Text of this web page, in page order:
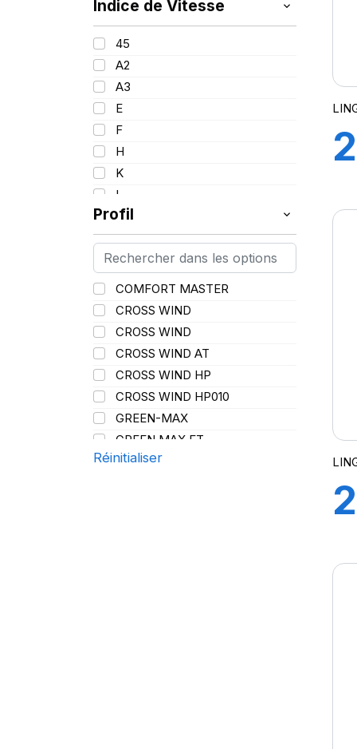
94
95
96
97
98
99
100
101
102
102/100
103
104
104/102
105
106
106/104
107
107/103
107/105
108
110
16.5
17
17.5
18
19
20
21
22.5
25
Indice de Vitesse
45
A2
A3
E
F
H
K
L
M
N
P
Q
R
S
T
V
W
Y
Profil
COMFORT MASTER
CROSS WIND
CROSS WIND
CROSS WIND AT
CROSS WIND HP
CROSS WIND HP010
GREEN-MAX
GREEN MAX ET
GREEN MAX HP 010
Réinitialiser